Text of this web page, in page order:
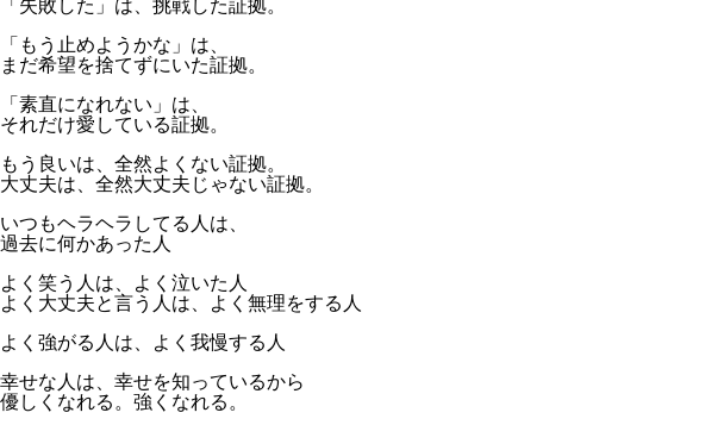
「もう止めようかな」は、
まだ希望を捨てずにいた証拠。
「素直になれない」は、
それだけ愛している証拠。
もう良いは、全然よくない証拠。
大丈夫は、全然大丈夫じゃない証拠。
いつもヘラヘラしてる人は、
過去に何かあった人
よく笑う人は、よく泣いた人
よく大丈夫と言う人は、よく無理をする人
よく強がる人は、よく我慢する人
幸せな人は、幸せを知っているから
優しくなれる。強くなれる。